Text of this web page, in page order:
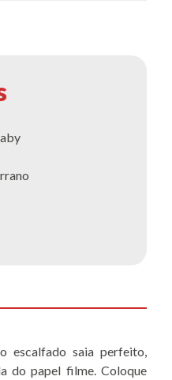
escalfado saia perfeito,
do papel filme. Coloque